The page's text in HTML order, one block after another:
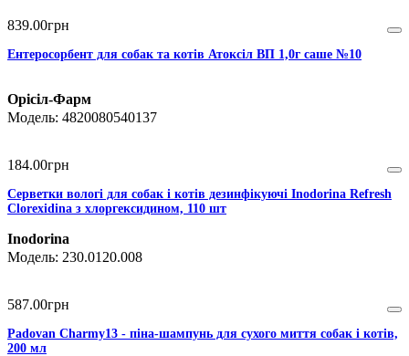
839.00грн
Ентеросорбент для собак та котів Атоксіл ВП 1,0г саше №10
Орісіл-Фарм
4820080540137
184.00грн
Серветки вологі для собак і котів дезинфікуючі Inodorina Refresh
Clorexidina з хлоргексидином, 110 шт
Inodorina
230.0120.008
587.00грн
Padovan Charmy13 - піна-шампунь для сухого миття собак і котів,
200 мл